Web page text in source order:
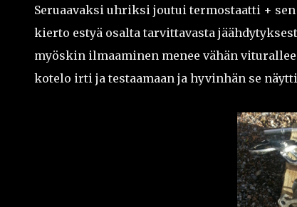
Seruaavaksi uhriksi joutui termostaatti +
kierto estyä osalta tarvittavasta
myöskin ilmaaminen menee vähän
kotelo irti ja testaamaan ja hyvinhän se